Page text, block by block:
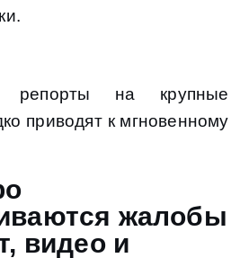
репорты на крупные
приводят к мгновенному
жалобы
видео и